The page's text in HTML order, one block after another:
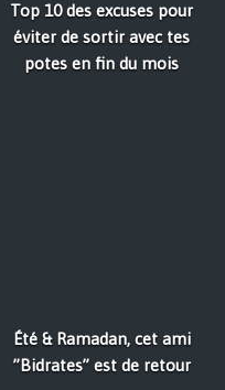
Top 10 des excuses pour
éviter de sortir avec tes
potes en fin du mois
Été & Ramadan, cet ami
”Bidrates” est de retour